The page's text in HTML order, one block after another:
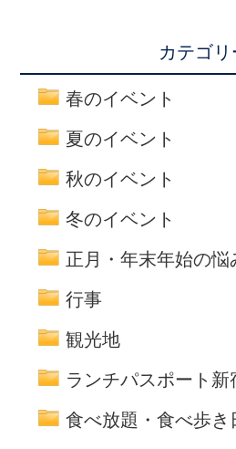
カテゴリ
春のイベント
夏のイベント
秋のイベント
冬のイベント
正月・年末年始の悩
行事
観光地
ランチパスポート新
食べ放題・食べ歩き